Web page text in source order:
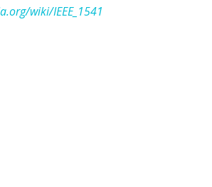
wiki/IEEE_1541